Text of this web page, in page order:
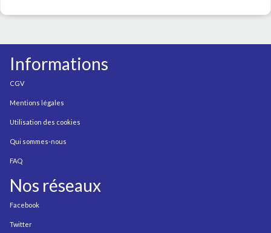
Informations
CGV
Mentions légales
Utilisation des cookies
Qui sommes-nous
FAQ
Nos réseaux
Facebook
Twitter